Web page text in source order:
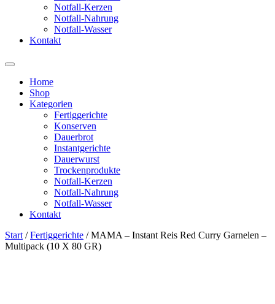
Notfall-Kerzen
Notfall-Nahrung
Notfall-Wasser
Kontakt
Home
Shop
Kategorien
Fertiggerichte
Konserven
Dauerbrot
Instantgerichte
Dauerwurst
Trockenprodukte
Notfall-Kerzen
Notfall-Nahrung
Notfall-Wasser
Kontakt
Start /Fertiggerichte / MAMA – Instant Reis Red Curry Garnelen –
Multipack (10 X 80 GR)